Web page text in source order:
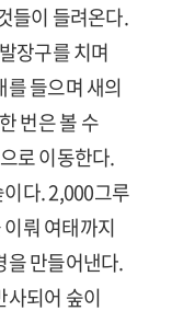
들이 들려온다.
장구를 치며
들으며 새의
번은 볼 수
로 이동한다.
다. 2,000그루
뤄 여태까지
을 만들어낸다.
사되어 숲이